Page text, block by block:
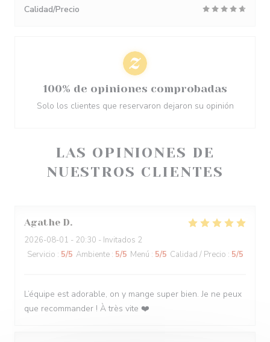
LAS OPINIONES DE
NUESTROS CLIENTES
Agathe D
2026-08-01 - 20:30 - Invitados 2
Servicio : 5/5 Ambiente : 5/5 Menú : 5/5 Calidad / Precio : 5/5
L’équipe est adorable, on y mange super bien. Je ne peux
que recommander ! À très vite ❤️
Calidad/Precio
100% de opiniones comprobadas
Solo los clientes que reservaron dejaron su opinión